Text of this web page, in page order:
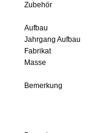
Zubehör
Aufbau
Jahrgang Aufbau
Fabrikat
Masse
Bemerkung